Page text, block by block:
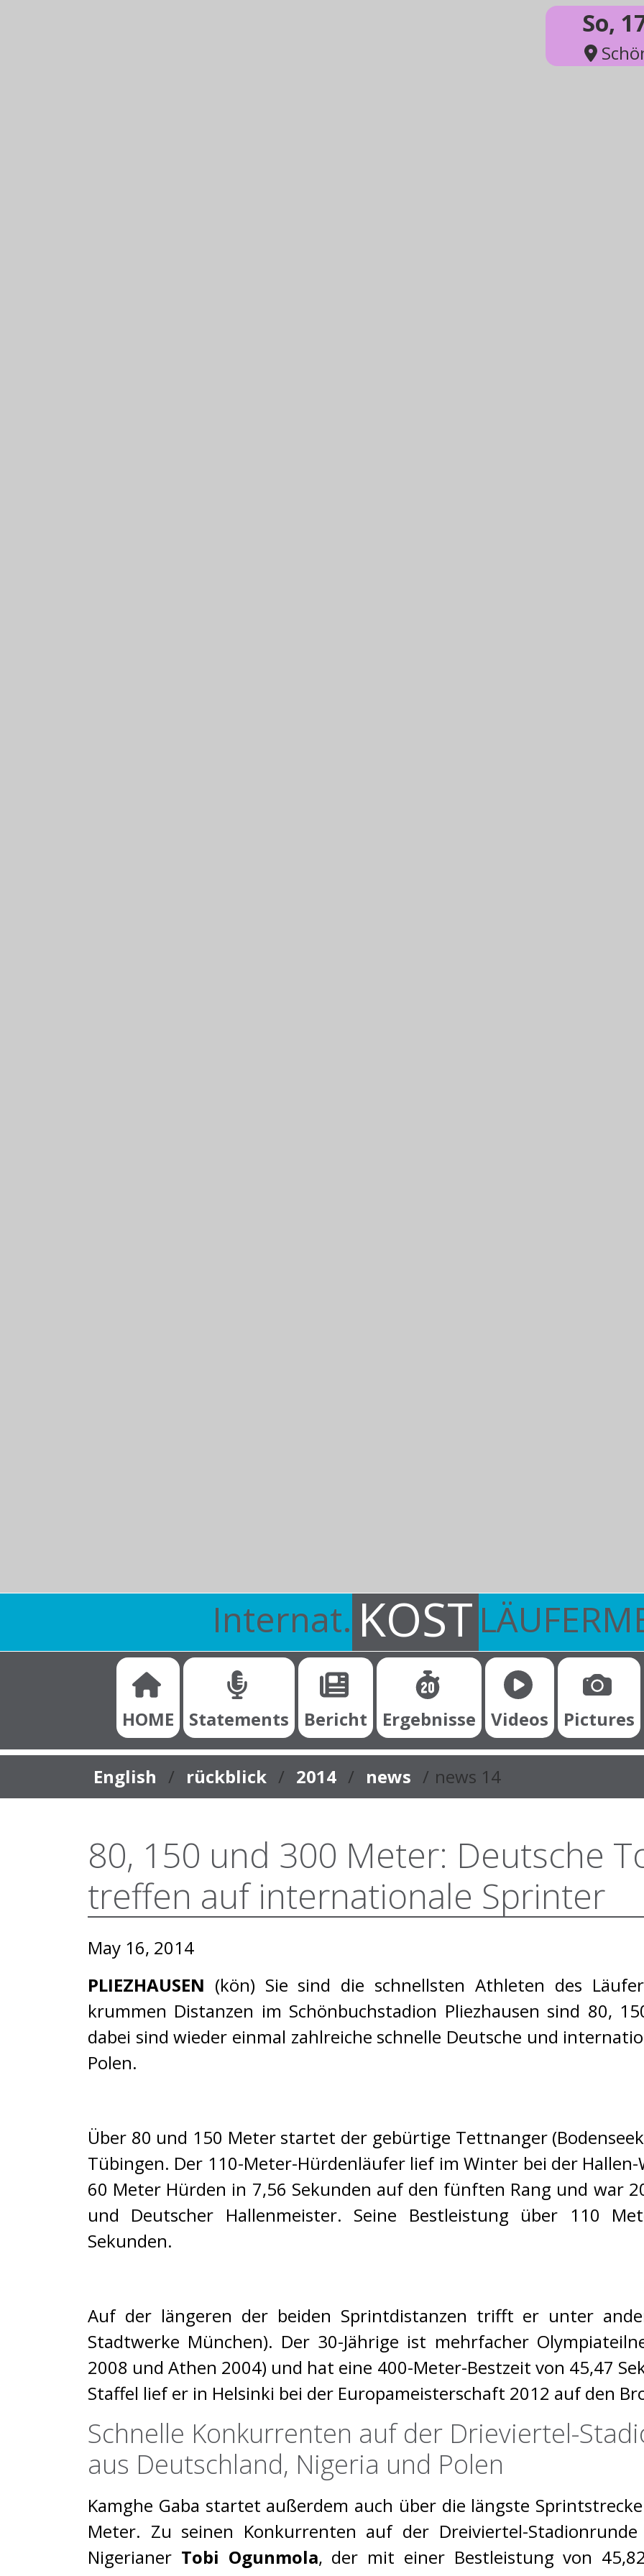
So,
Internat. KOST
HOME Statements Bericht Ergebnisse Videos Pictures
You are here:
English rückblick 2014 news news 14
80, 150 und 300 Meter: Deutsche
treffen auf internationale Sprinter
May 16, 2014
PLIEZHAUSEN (kön) Sie sind die schnellsten Athleten des
krummen Distanzen im Schönbuchstadion Pliezhausen sind 80,
dabei sind wieder einmal zahlreiche schnelle Deutsche und
Polen.
Über 80 und 150 Meter startet der gebürtige Tettnanger
Tübingen. Der 110-Meter-Hürdenläufer lief im Winter bei der
60 Meter Hürden in 7,56 Sekunden auf den fünften Rang und war
und Deutscher Hallenmeister. Seine Bestleistung über 110
Sekunden.
Auf der längeren der beiden Sprintdistanzen trifft er unter
Stadtwerke München). Der 30-Jährige ist mehrfacher
2008 und Athen 2004) und hat eine 400-Meter-Bestzeit von 45,47
Staffel lief er in Helsinki bei der Europameisterschaft 2012 auf den
Schnelle Konkurrenten auf der Drieviertel-
aus Deutschland, Nigeria und Polen
Kamghe Gaba startet außerdem auch über die längste
Meter. Zu seinen Konkurrenten auf der Dreiviertel-
Nigerianer Tobi Ogunmola, der mit einer Bestleistung von